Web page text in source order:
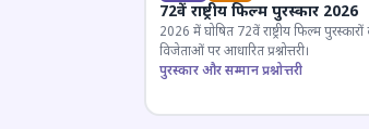
72वें राष्ट्रीय फिल्म पुरस्कार 2026
2026 में घोषित 72वें राष्ट्रीय फिल्म
विजेताओं पर आधारित प्रश्नोत्तरी।
पुरस्कार और सम्मान प्रश्नोत्तरी